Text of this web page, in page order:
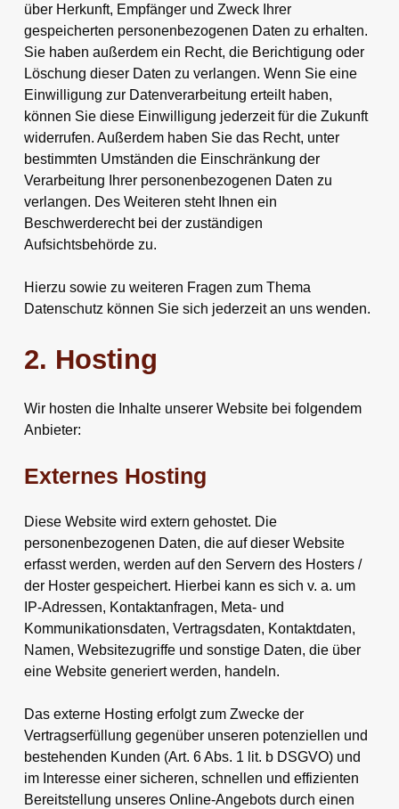
über Herkunft, Empfänger und Zweck Ihrer
gespeicherten personenbezogenen Daten zu erhalten.
Sie haben außerdem ein Recht, die Berichtigung oder
Löschung dieser Daten zu verlangen. Wenn Sie eine
Einwilligung zur Datenverarbeitung erteilt haben,
können Sie diese Einwilligung jederzeit für die Zukunft
widerrufen. Außerdem haben Sie das Recht, unter
bestimmten Umständen die Einschränkung der
Verarbeitung Ihrer personenbezogenen Daten zu
verlangen. Des Weiteren steht Ihnen ein
Beschwerderecht bei der zuständigen
Aufsichtsbehörde zu.
Hierzu sowie zu weiteren Fragen zum Thema
Datenschutz können Sie sich jederzeit an uns wenden.
2. Hosting
Wir hosten die Inhalte unserer Website bei folgendem
Anbieter:
Externes Hosting
Diese Website wird extern gehostet. Die
personenbezogenen Daten, die auf dieser Website
erfasst werden, werden auf den Servern des Hosters /
der Hoster gespeichert. Hierbei kann es sich v. a. um
IP-Adressen, Kontaktanfragen, Meta- und
Kommunikationsdaten, Vertragsdaten, Kontaktdaten,
Namen, Websitezugriffe und sonstige Daten, die über
eine Website generiert werden, handeln.
Das externe Hosting erfolgt zum Zwecke der
Vertragserfüllung gegenüber unseren potenziellen und
bestehenden Kunden (Art. 6 Abs. 1 lit. b DSGVO) und
im Interesse einer sicheren, schnellen und effizienten
Bereitstellung unseres Online-Angebots durch einen